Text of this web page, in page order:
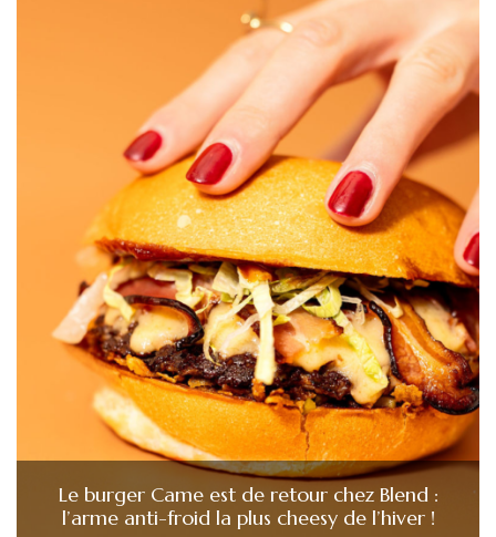
Le burger Came est de retour chez Blend :
l’arme anti-froid la plus cheesy de l’hiver !